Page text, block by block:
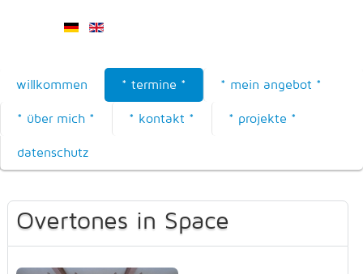
willkommen * termine * * mein angebot *
* über mich * * kontakt * * projekte *
datenschutz
Overtones in Space